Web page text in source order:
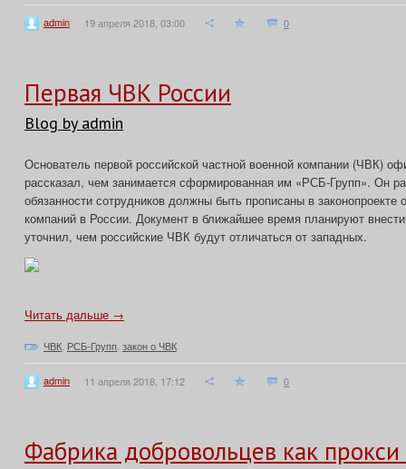
admin 19 апреля 2018, 03:00 0
Первая ЧВК России
Blog by admin
Основатель первой российской частной военной компании (ЧВК)
рассказал, чем занимается сформированная им «РСБ-Групп». Он
обязанности сотрудников должны быть прописаны в законопроекте
компаний в России. Документ в ближайшее время планируют
уточнил, чем российские ЧВК будут отличаться от западных.
Читать дальше →
ЧВК РСБ-Групп закон о ЧВК
admin 11 апреля 2018, 17:12 0
Фабрика добровольцев как